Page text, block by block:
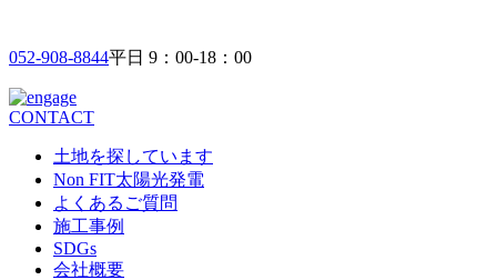
052-908-8844平日 9：00-18：00
CONTACT
土地を探しています
Non FIT太陽光発電
よくあるご質問
施工事例
SDGs
会社概要